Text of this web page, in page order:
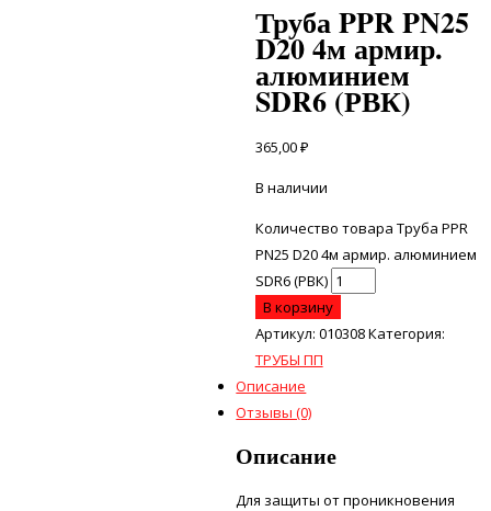
Труба PPR PN25
D20 4м армир.
алюминием
SDR6 (РВК)
365,00₽
В наличии
Количество товара Труба PPR
PN25 D20 4м армир. алюминием
SDR6 (РВК)
В корзину
Артикул: 010308Категория:
ТРУБЫ ПП
Описание
Отзывы (0)
Описание
Для защиты от проникновения